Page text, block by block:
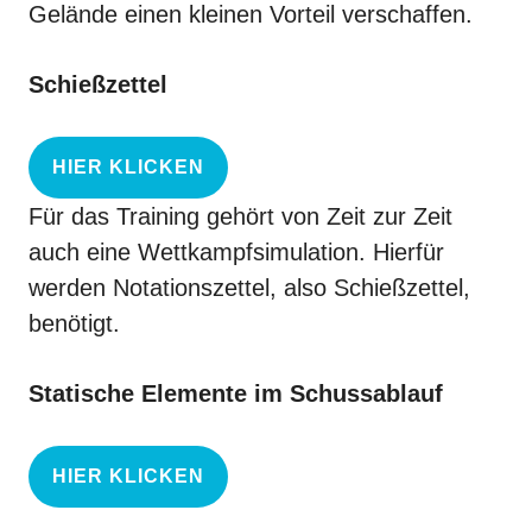
Gelände einen kleinen Vorteil verschaffen.
Schießzettel
HIER KLICKEN
Für das Training gehört von Zeit zur Zeit
auch eine Wettkampfsimulation. Hierfür
werden Notationszettel, also Schießzettel,
benötigt.
Statische Elemente im Schussablauf
HIER KLICKEN